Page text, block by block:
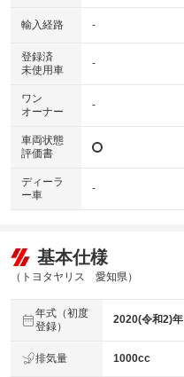
輸入経路 -
登録済
未使用車
-
ワン
オーナー
-
車両状態
評価書
ディーラ
ー車
-
基本仕様
（トヨタヤリス 愛知県）
年式（初度
登録）
2020(令和2)年
排気量 1000cc